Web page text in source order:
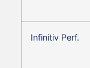
Infinitiv Perf.